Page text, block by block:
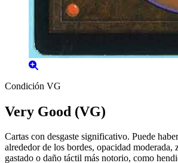
Condición VG
Very Good (VG)
Cartas con desgaste significativo. Puede
alrededor de los bordes, opacidad moderada,
gastado o daño táctil más notorio, como